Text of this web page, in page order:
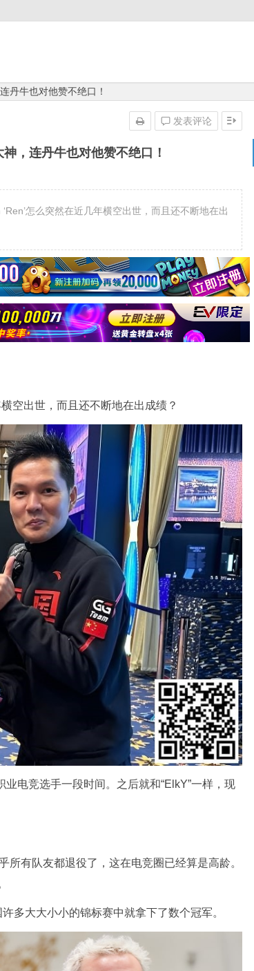
丹牛也对他赞不绝口！
，连丹牛也对他赞不绝口！
发表评论
怎么突然在近几年横空出世，而且还不断地在出
空出世，而且还不断地在出成绩？
电竞选手一段时间。之后就和“ElkY”一样，现
所有队友都退役了，这在电竞圈已经算是高龄。
多大大小小的锦标赛中就拿下了数个冠军。